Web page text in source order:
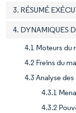
3. RÉSUMÉ
4. DYNAMIQUES
4.1 Moteurs du
4.2 Freins du
4.3 Analyse
4.3.1
4.3.2